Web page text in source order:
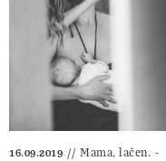
16.09.2019 Mama, lačen.